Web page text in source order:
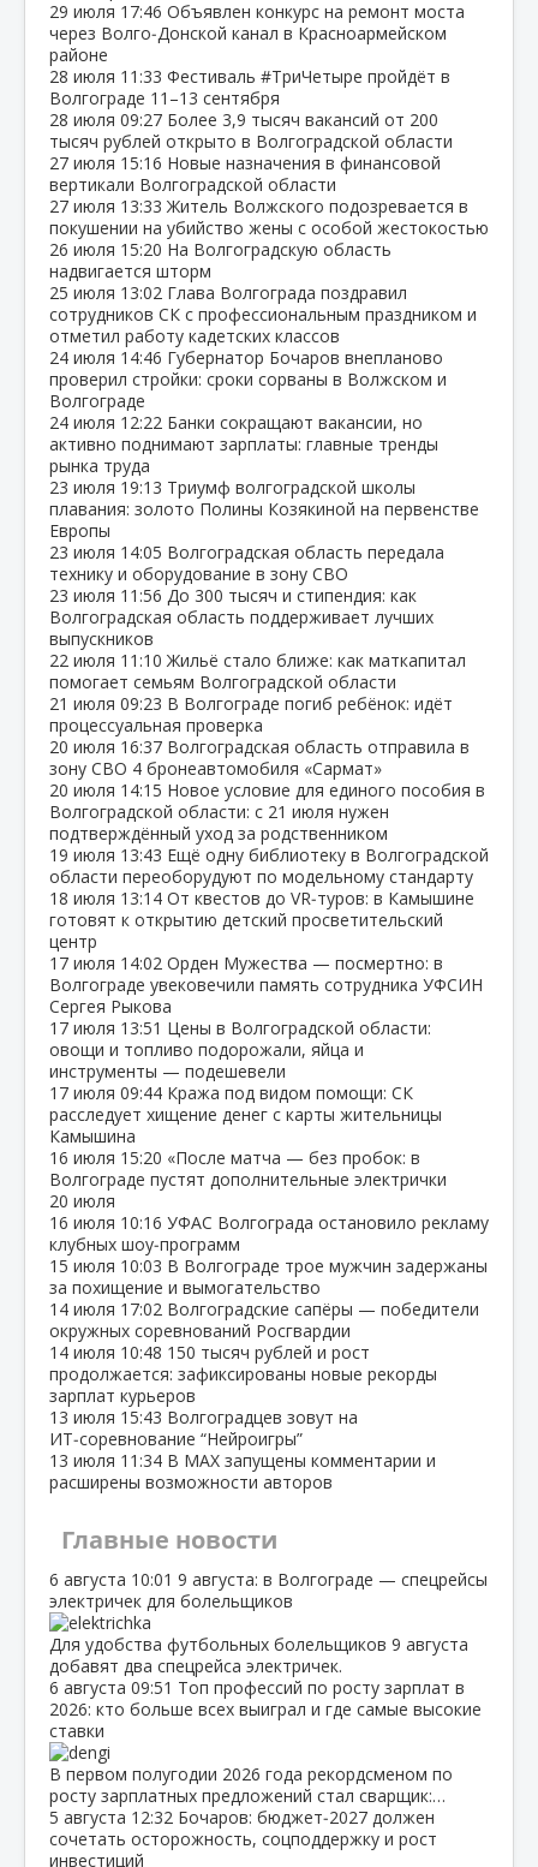
29 июля 17:46 Объявлен конкурс на ремонт моста
через Волго‑Донской канал в Красноармейском
районе
28 июля 11:33 Фестиваль #ТриЧетыре пройдёт в
Волгограде 11–13 сентября
28 июля 09:27 Более 3,9 тысяч вакансий от 200
тысяч рублей открыто в Волгоградской области
27 июля 15:16 Новые назначения в финансовой
вертикали Волгоградской области
27 июля 13:33 Житель Волжского подозревается в
покушении на убийство жены с особой жестокостью
26 июля 15:20 На Волгоградскую область
надвигается шторм
25 июля 13:02 Глава Волгограда поздравил
сотрудников СК с профессиональным праздником и
отметил работу кадетских классов
24 июля 14:46 Губернатор Бочаров внепланово
проверил стройки: сроки сорваны в Волжском и
Волгограде
24 июля 12:22 Банки сокращают вакансии, но
активно поднимают зарплаты: главные тренды
рынка труда
23 июля 19:13 Триумф волгоградской школы
плавания: золото Полины Козякиной на первенстве
Европы
23 июля 14:05 Волгоградская область передала
технику и оборудование в зону СВО
23 июля 11:56 До 300 тысяч и стипендия: как
Волгоградская область поддерживает лучших
выпускников
22 июля 11:10 Жильё стало ближе: как маткапитал
помогает семьям Волгоградской области
21 июля 09:23 В Волгограде погиб ребёнок: идёт
процессуальная проверка
20 июля 16:37 Волгоградская область отправила в
зону СВО 4 бронеавтомобиля «Сармат»
20 июля 14:15 Новое условие для единого пособия в
Волгоградской области: с 21 июля нужен
подтверждённый уход за родственником
19 июля 13:43 Ещё одну библиотеку в Волгоградской
области переоборудуют по модельному стандарту
18 июля 13:14 От квестов до VR‑туров: в Камышине
готовят к открытию детский просветительский
центр
17 июля 14:02 Орден Мужества — посмертно: в
Волгограде увековечили память сотрудника УФСИН
Сергея Рыкова
17 июля 13:51 Цены в Волгоградской области:
овощи и топливо подорожали, яйца и
инструменты — подешевели
17 июля 09:44 Кража под видом помощи: СК
расследует хищение денег с карты жительницы
Камышина
16 июля 15:20 «После матча — без пробок: в
Волгограде пустят дополнительные электрички
20 июля
16 июля 10:16 УФАС Волгограда остановило рекламу
клубных шоу‑программ
15 июля 10:03 В Волгограде трое мужчин задержаны
за похищение и вымогательство
14 июля 17:02 Волгоградские сапёры — победители
окружных соревнований Росгвардии
14 июля 10:48 150 тысяч рублей и рост
продолжается: зафиксированы новые рекорды
зарплат курьеров
13 июля 15:43 Волгоградцев зовут на
ИТ‑соревнование “Нейроигры”
13 июля 11:34 В МАХ запущены комментарии и
расширены возможности авторов
Главные новости
6 августа 10:01 9 августа: в Волгограде — спецрейсы
электричек для болельщиков
Для удобства футбольных болельщиков 9 августа
добавят два спецрейса электричек.
6 августа 09:51 Топ профессий по росту зарплат в
2026: кто больше всех выиграл и где самые высокие
ставки
В первом полугодии 2026 года рекордсменом по
росту зарплатных предложений стал сварщик:…
5 августа 12:32 Бочаров: бюджет‑2027 должен
сочетать осторожность, соцподдержку и рост
инвестиций